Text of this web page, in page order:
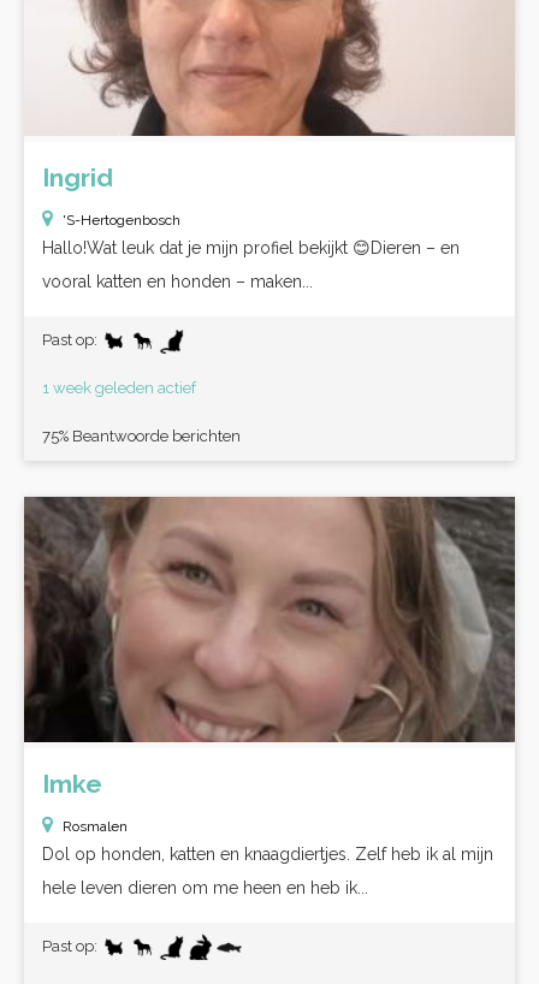
Ingrid
'S-Hertogenbosch
Hallo!Wat leuk dat je mijn profiel bekijkt 😊Dieren – en
vooral katten en honden – maken...
Past op:
1 week geleden actief
75% Beantwoorde berichten
Imke
Rosmalen
Dol op honden, katten en knaagdiertjes. Zelf heb ik al mijn
hele leven dieren om me heen en heb ik...
Past op: